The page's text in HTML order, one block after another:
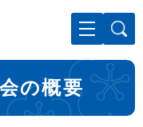
文へ
の概要